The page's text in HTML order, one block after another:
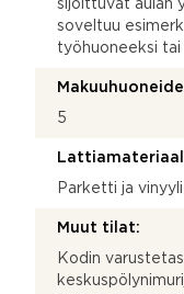
sijoittuvat aulan
soveltuu
työhuoneeksi tai
5
Parketti ja vinyyli
Muut tilat:
Kodin